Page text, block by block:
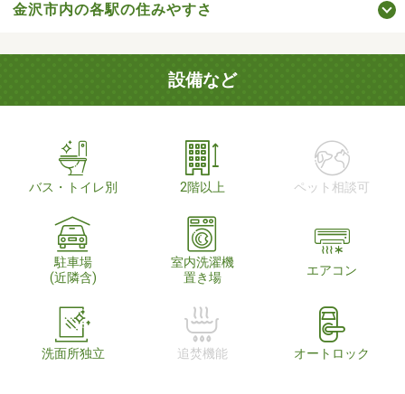
金沢市内の各駅の住みやすさ
設備など
バス・トイレ別 2階以上 ペット相談可
駐車場
(近隣含)
室内洗濯機
置き場
エアコン
洗面所独立 追焚機能 オートロック